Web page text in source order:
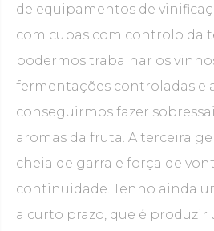
de equipamentos de
com cubas com controlo da
podermos trabalhar os
fermentações controladas e
conseguirmos fazer
aromas da fruta. A terceira
cheia de garra e força de
continuidade. Tenho ainda
a curto prazo, que é